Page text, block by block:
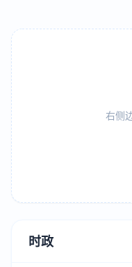
右侧
时政